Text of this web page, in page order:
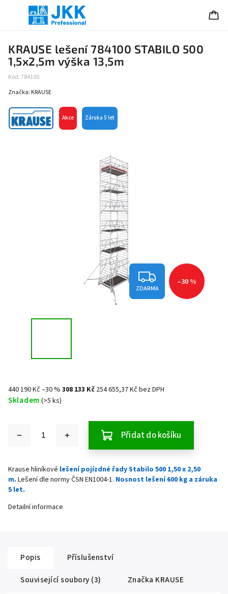
KRAUSE lešení 784100 STABILO 500
1,5x2,5m výška 13,5m
Kód:784100
Akce Záruka 5 let
Značka: KRAUSE
ZDARMA
–30 %
440 190 Kč–30 % 308 133 Kč 254 655,37 Kč bez DPH
Skladem (>5 ks)
Přidat do košíku
Krause hliníkové lešení pojízdné řady Stabilo 500 1,50 x 2,50
m. Lešení dle normy ČSN EN1004-1. Nosnost lešení 600 kg a záruka
5 let.
Detailní informace
Popis
Příslušenství
Související soubory (3)
Značka KRAUSE